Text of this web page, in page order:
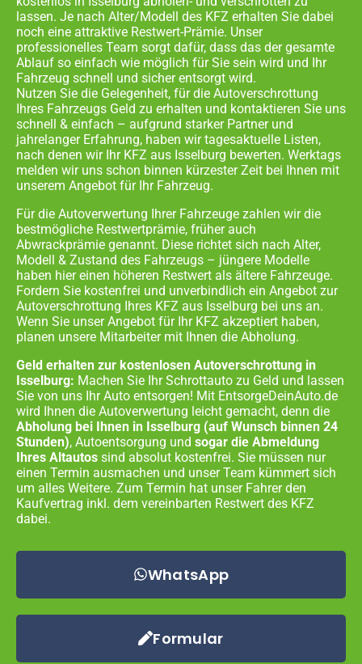
lassen. Je nach Alter/Modell des KFZ erhalten Sie dabei
noch eine attraktive Restwert-Prämie. Unser
professionelles Team sorgt dafür, dass das der gesamte
Ablauf so einfach wie möglich für Sie sein wird und Ihr
Fahrzeug schnell und sicher entsorgt wird.
Nutzen Sie die Gelegenheit, für die Autoverschrottung
Ihres Fahrzeugs Geld zu erhalten und kontaktieren Sie uns
schnell & einfach – aufgrund starker Partner und
jahrelanger Erfahrung, haben wir tagesaktuelle Listen,
nach denen wir Ihr KFZ aus Isselburg bewerten. Werktags
melden wir uns schon binnen kürzester Zeit bei Ihnen mit
unserem Angebot für Ihr Fahrzeug.
Für die Autoverwertung Ihrer Fahrzeuge zahlen wir die
bestmögliche Restwertprämie, früher auch
Abwrackprämie genannt. Diese richtet sich nach Alter,
Modell & Zustand des Fahrzeugs – jüngere Modelle
haben hier einen höheren Restwert als ältere Fahrzeuge.
Fordern Sie kostenfrei und unverbindlich ein Angebot zur
Autoverschrottung Ihres KFZ aus Isselburg bei uns an.
Wenn Sie unser Angebot für Ihr KFZ akzeptiert haben,
planen unsere Mitarbeiter mit Ihnen die Abholung.
Geld erhalten zur kostenlosen Autoverschrottung in
Isselburg: Machen Sie Ihr Schrottauto zu Geld und lassen
Sie von uns Ihr Auto entsorgen! Mit EntsorgeDeinAuto.de
wird Ihnen die Autoverwertung leicht gemacht, denn die
Abholung bei Ihnen in Isselburg (auf Wunsch binnen 24
Stunden), Autoentsorgung und sogar die Abmeldung
Ihres Altautos sind absolut kostenfrei. Sie müssen nur
einen Termin ausmachen und unser Team kümmert sich
um alles Weitere. Zum Termin hat unser Fahrer den
Kaufvertrag inkl. dem vereinbarten Restwert des KFZ
dabei.
WhatsApp
Formular